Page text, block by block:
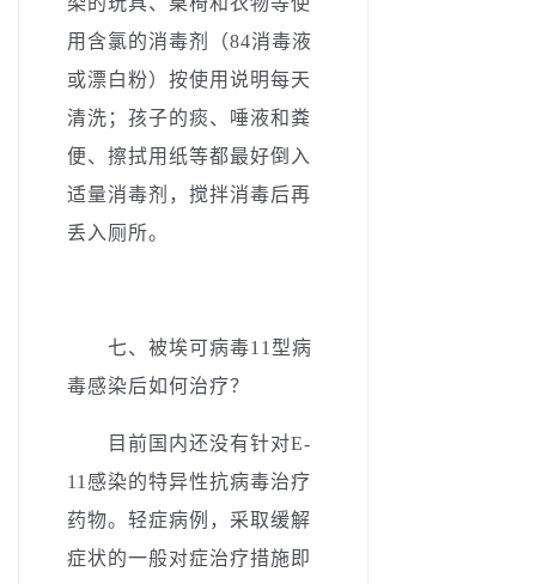
用含氯的消毒剂（84消毒液
或漂白粉）按使用说明每天
清洗；孩子的痰、唾液和粪
便、擦拭用纸等都最好倒入
适量消毒剂，搅拌消毒后再
丢入厕所。
七、被埃可病毒11型病
毒感染后如何治疗？
目前国内还没有针对E-
11感染的特异性抗病毒治疗
药物。轻症病例，采取缓解
症状的一般对症治疗措施即